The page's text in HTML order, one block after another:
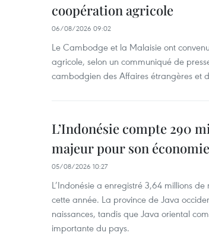
coopération agricole
06/08/2026 09:02
Le Cambodge et la Malaisie ont
agricole, selon un communiqué de
cambodgien des Affaires étrangères et
L’Indonésie compte 290
majeur pour son économie
05/08/2026 10:27
L’Indonésie a enregistré 3,64 millions
cette année. La province de Java
naissances, tandis que Java oriental
importante du pays.